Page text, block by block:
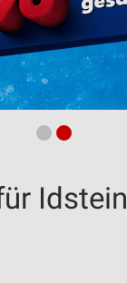
Idstein